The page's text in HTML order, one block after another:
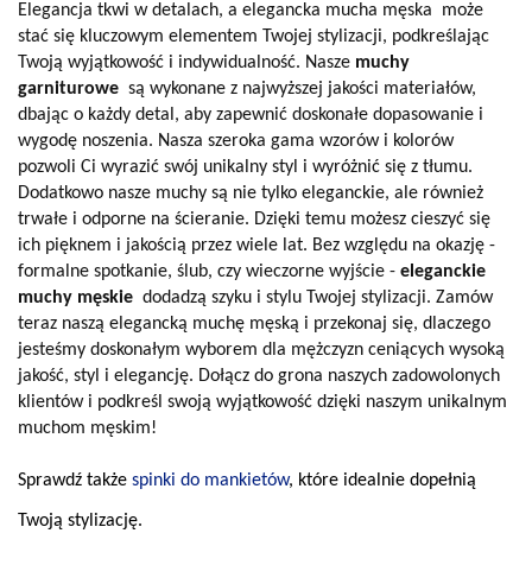
Elegancja tkwi w detalach, a elegancka mucha męska może
stać się kluczowym elementem Twojej stylizacji, podkreślając
Twoją wyjątkowość i indywidualność. Nasze muchy
garniturowe są wykonane z najwyższej jakości materiałów,
dbając o każdy detal, aby zapewnić doskonałe dopasowanie i
wygodę noszenia. Nasza szeroka gama wzorów i kolorów
pozwoli Ci wyrazić swój unikalny styl i wyróżnić się z tłumu.
Dodatkowo nasze muchy są nie tylko eleganckie, ale również
trwałe i odporne na ścieranie. Dzięki temu możesz cieszyć się
ich pięknem i jakością przez wiele lat. Bez względu na okazję -
formalne spotkanie, ślub, czy wieczorne wyjście - eleganckie
muchy męskie dodadzą szyku i stylu Twojej stylizacji. Zamów
teraz naszą elegancką muchę męską i przekonaj się, dlaczego
jesteśmy doskonałym wyborem dla mężczyzn ceniących wysoką
jakość, styl i elegancję. Dołącz do grona naszych zadowolonych
klientów i podkreśl swoją wyjątkowość dzięki naszym unikalnym
muchom męskim!
Sprawdź także spinki do mankietów, które idealnie dopełnią
Twoją stylizację.